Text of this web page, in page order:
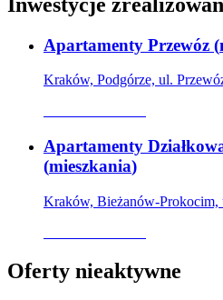
Apartamenty Przewóz (
Kraków, Podgórze, ul.
Apartamenty
(mieszkania)
Kraków, Bieżanów-Prokocim,
Oferty nieaktywne